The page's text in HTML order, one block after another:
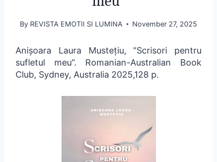
By REVISTA EMOTII SI LUMINA November 27, 2025
Anișoara Laura Mustețiu, ”Scrisori pentru
sufletul meu”. Romanian-Australian Book
Club, Sydney, Australia 2025,128 p.